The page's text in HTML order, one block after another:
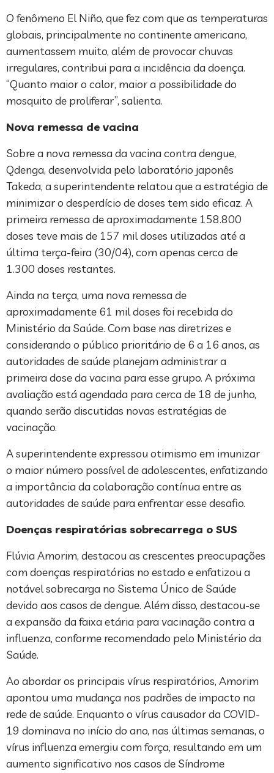
O fenômeno El Niño, que fez com que as temperaturas
globais, principalmente no continente americano,
aumentassem muito, além de provocar chuvas
irregulares, contribui para a incidência da doença.
“Quanto maior o calor, maior a possibilidade do
mosquito de proliferar”, salienta.
Nova remessa de vacina
Sobre a nova remessa da vacina contra dengue,
Qdenga, desenvolvida pelo laboratório japonês
Takeda, a superintendente relatou que a estratégia de
minimizar o desperdício de doses tem sido eficaz. A
primeira remessa de aproximadamente 158.800
doses teve mais de 157 mil doses utilizadas até a
última terça-feira (30/04), com apenas cerca de
1.300 doses restantes.
Ainda na terça, uma nova remessa de
aproximadamente 61 mil doses foi recebida do
Ministério da Saúde. Com base nas diretrizes e
considerando o público prioritário de 6 a 16 anos, as
autoridades de saúde planejam administrar a
primeira dose da vacina para esse grupo. A próxima
avaliação está agendada para cerca de 18 de junho,
quando serão discutidas novas estratégias de
vacinação.
A superintendente expressou otimismo em imunizar
o maior número possível de adolescentes, enfatizando
a importância da colaboração contínua entre as
autoridades de saúde para enfrentar esse desafio.
Doenças respiratórias sobrecarrega o SUS
Flúvia Amorim, destacou as crescentes preocupações
com doenças respiratórias no estado e enfatizou a
notável sobrecarga no Sistema Único de Saúde
devido aos casos de dengue. Além disso, destacou-se
a expansão da faixa etária para vacinação contra a
influenza, conforme recomendado pelo Ministério da
Saúde.
Ao abordar os principais vírus respiratórios, Amorim
apontou uma mudança nos padrões de impacto na
rede de saúde. Enquanto o vírus causador da COVID-
19 dominava no início do ano, nas últimas semanas, o
vírus influenza emergiu com força, resultando em um
aumento significativo nos casos de Síndrome